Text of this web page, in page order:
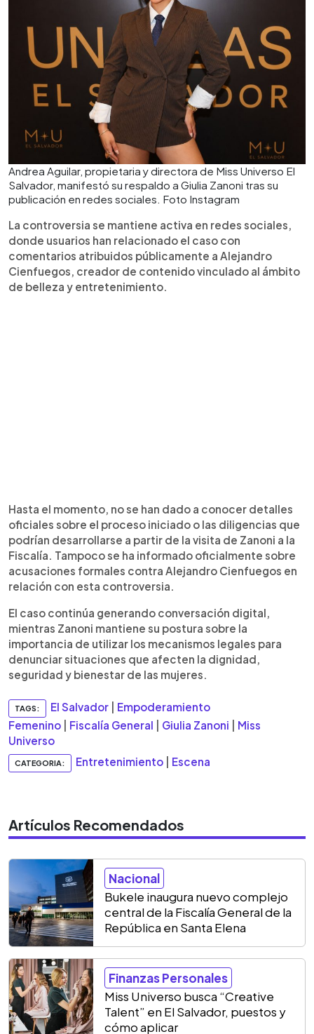
Andrea Aguilar, propietaria y directora de Miss Universo El
Salvador, manifestó su respaldo a Giulia Zanoni tras su
publicación en redes sociales. Foto Instagram
La controversia se mantiene activa en redes sociales,
donde usuarios han relacionado el caso con
comentarios atribuidos públicamente a Alejandro
Cienfuegos, creador de contenido vinculado al ámbito
de belleza y entretenimiento.
Hasta el momento, no se han dado a conocer detalles
oficiales sobre el proceso iniciado o las diligencias que
podrían desarrollarse a partir de la visita de Zanoni a la
Fiscalía. Tampoco se ha informado oficialmente sobre
acusaciones formales contra Alejandro Cienfuegos en
relación con esta controversia.
El caso continúa generando conversación digital,
mientras Zanoni mantiene su postura sobre la
importancia de utilizar los mecanismos legales para
denunciar situaciones que afecten la dignidad,
seguridad y bienestar de las mujeres.
TAGS: El Salvador
Empoderamiento
Femenino
Fiscalía General Giulia Zanoni
Miss
Universo
CATEGORIA: Entretenimiento Escena
Artículos Recomendados
Nacional
Bukele inaugura nuevo complejo
central de la Fiscalía General de la
República en Santa Elena
Finanzas Personales
Miss Universo busca “Creative
Talent” en El Salvador, puestos y
cómo aplicar